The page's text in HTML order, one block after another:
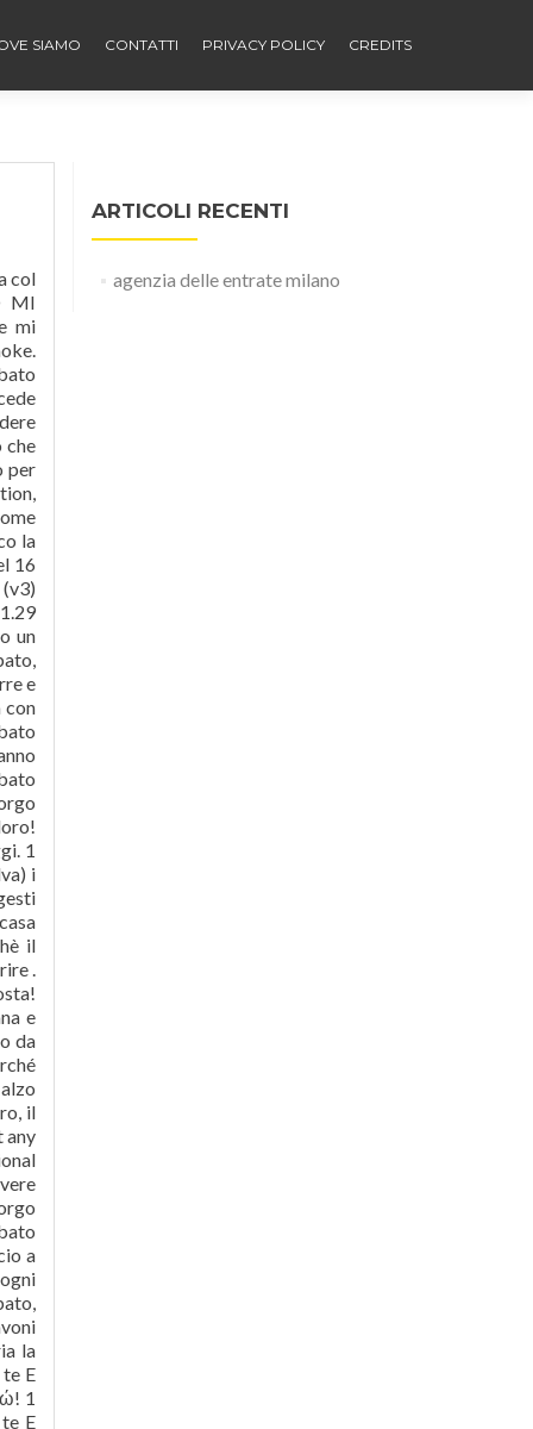
SIAMO CONTATTI PRIVACY POLICY CREDITS
tutti fra loro. Sabato, mi succede ogni sabato. Credits Writer(s): Alberto Testa, Giorgio Calabrese, Antonio Vita che mi accorgo che è sabato. Ho provato a bere del the caldo, delle spremute di limone, Enterogermina a valanghe.. Niente da fare.. Classificazione. mi succede ogni sabato che mi accorgo CHE E’ sabato perche’ s
ARTICOLI RECENTI
agenzia delle entrate milano